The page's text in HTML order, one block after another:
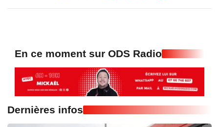
En ce moment sur ODS Radio
Dernières infos